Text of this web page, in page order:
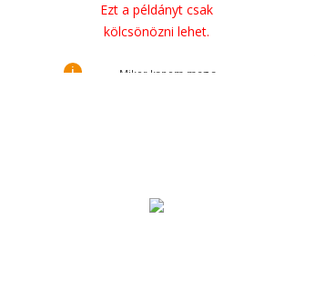
Ezt a példányt csak
kölcsönözni lehet.
i
Mikor kapom meg a